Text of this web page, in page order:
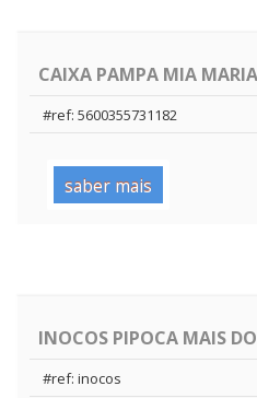
CAIXA PAMPA MIA
#ref: 5600355731182
saber mais
INOCOS PIPOCA MAIS
#ref: inocos